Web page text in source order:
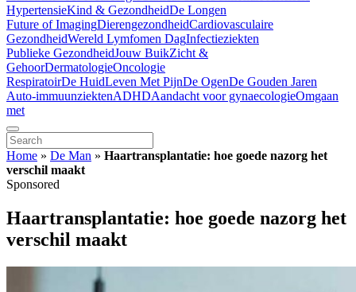
HypertensieKind & GezondheidDe Longen
Future of ImagingDierengezondheidCardiovasculaire
GezondheidWereld Lymfomen DagInfectieziekten
Publieke GezondheidJouw BuikZicht &
GehoorDermatologieOncologie
RespiratoirDe HuidLeven Met PijnDe OgenDe Gouden Jaren
Auto-immuunziektenADHDAandacht voor gynaecologieOmgaan
met
Home » De Man » Haartransplantatie: hoe goede nazorg het
verschil maakt
Sponsored
Haartransplantatie: hoe goede nazorg het
verschil maakt